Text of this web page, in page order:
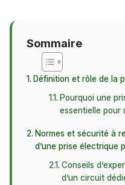
Sommaire
Définition et rôle de la
Pourquoi une
essentielle pour
Normes et sécurité à
d’une prise électrique
Conseils
d’un circuit